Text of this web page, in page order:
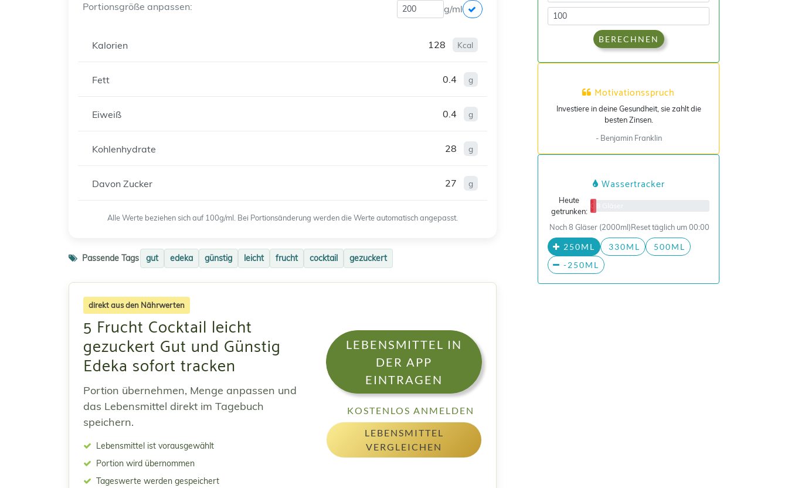
Portionsgröße anpassen: g/ml
Kalorien 128 Kcal
Fett 0.4 g
Eiweiß 0.4 g
Kohlenhydrate 28 g
Davon Zucker 27 g
Alle Werte beziehen sich auf 100g/ml. Bei Portionsänderung werden die Werte automatisch angepasst.
Passende Tags gut edeka günstig leicht frucht cocktail gezuckert
direkt aus den Nährwerten
5 Frucht Cocktail leicht
gezuckert Gut und Günstig
Edeka sofort tracken
Portion übernehmen, Menge anpassen und
das Lebensmittel direkt im Tagebuch
speichern.
Lebensmittel ist vorausgewählt
Portion wird übernommen
Tageswerte werden gespeichert
LEBENSMITTEL IN
DER APP
EINTRAGEN
KOSTENLOS ANMELDEN
LEBENSMITTEL
VERGLEICHEN
BERECHNEN
Motivationsspruch
Investiere in deine Gesundheit, sie zahlt die
besten Zinsen.
- Benjamin Franklin
Wassertracker
Heute
getrunken:
0/8 Gläser
Noch 8 Gläser (2000ml)Reset täglich um 00:00
250ML 330ML
500ML
-250ML